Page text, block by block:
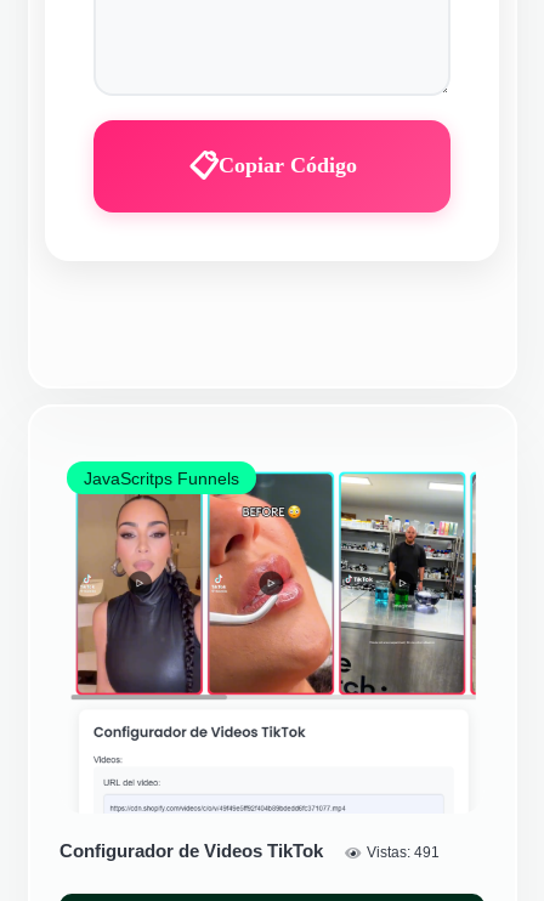
Copiar Código
JavaScritps Funnels
Configurador de Videos TikTok Vistas:491